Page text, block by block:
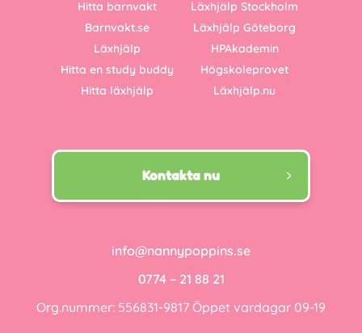
Hitta barnvakt
Barnvakt.se
Läxhjälp
Hitta en study buddy
Hitta läxhjälp
Läxhjälp Stockholm
Läxhjälp Göteborg
HPAkademin
Högskoleprovet
Läxhjälp.nu
info@nannypoppins.se
0774 – 21 88 21
Org.nummer: 556831-9817 Öppet vardagar 09-19
Kontakta nu